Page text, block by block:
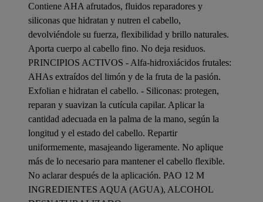
Contiene AHA afrutados, fluidos reparadores y
siliconas que hidratan y nutren el cabello,
devolviéndole su fuerza, flexibilidad y brillo naturales.
Aporta cuerpo al cabello fino. No deja residuos.
PRINCIPIOS ACTIVOS - Alfa-hidroxiácidos frutales:
AHAs extraídos del limón y de la fruta de la pasión.
Exfolian e hidratan el cabello. - Siliconas: protegen,
reparan y suavizan la cutícula capilar. Aplicar la
cantidad adecuada en la palma de la mano, según la
longitud y el estado del cabello. Repartir
uniformemente, masajeando ligeramente. No aplique
más de lo necesario para mantener el cabello flexible.
No aclarar después de la aplicación. PAO 12 M
INGREDIENTES AQUA (AGUA), ALCOHOL